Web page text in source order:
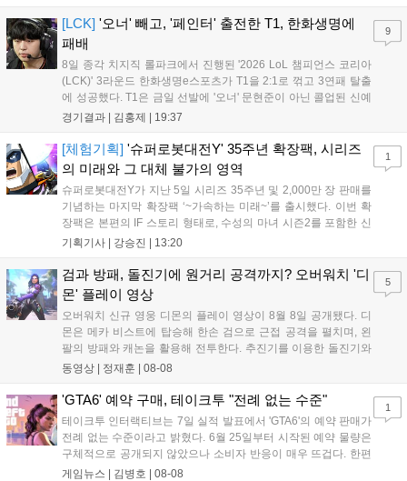
의성도 강화된다. 8월 11일까지 사용 가능한 교환 코드 3종이 제
공되며, 상세 일정은 공식 채널을 통해 확인할 수 있다....
[LCK] '오너' 빼고, '페인터' 출전한 T1, 한화생명에
패배
8일 종각 치지직 롤파크에서 진행된 '2026 LoL 챔피언스 코리아
(LCK)' 3라운드 한화생명e스포츠가 T1을 2:1로 꺾고 3연패 탈출
에 성공했다. T1은 금일 선발에 '오너' 문현준이 아닌 콜업된 신예
'페인터' 김은후를 투입했지만, 결국 1:2로 패배하고 말았다. T1은
을 빼냈다....
경기결과 | 김홍제 | 19:37
9
[체험기획] '슈퍼로봇대전Y' 35주년 확장팩, 시리즈
의 미래와 그 대체 불가의 영역
슈퍼로봇대전Y가 지난 5일 시리즈 35주년 및 2,000만 장 판매를
기념하는 마지막 확장팩 ‘~가속하는 미래~’를 출시했다. 이번 확
장팩은 본편의 IF 스토리 형태로, 수성의 마녀 시즌2를 포함한 신
규 참전작과 크로스오버 합체기를 선보이며 작품을 완결 짓는다.
하는 몰입감 있는 서사와 조합을 구현하며 시리즈의 미래를 향한
새로운 가능성을 제시했다....
기획기사 | 강승진 | 13:20
1
검과 방패, 돌진기에 원거리 공격까지? 오버워치 '디
몬' 플레이 영상
오버워치 신규 영웅 디몬의 플레이 영상이 8월 8일 공개됐다. 디
몬은 메카 비스트에 탑승해 한손 검으로 근접 공격을 펼치며, 왼
팔의 방패와 캐논을 활용해 전투한다. 추진기를 이용한 돌진기와
참격 형태의 궁극기를 보유했고, 메카 파괴 시 맨몸으로 기관총을
산의 영웅들 업데이트를 통해 정식 출시될 예정이다....
동영상 | 정재훈 | 08-08
5
'GTA6' 예약 구매, 테이크투 "전례 없는 수준"
테이크투 인터랙티브는 7일 실적 발표에서 'GTA6'의 예약 판매가
전례 없는 수준이라고 밝혔다. 6월 25일부터 시작된 예약 물량은
구체적으로 공개되지 않았으나 소비자 반응이 매우 뜨겁다. 한편
11월 19일 PS5와 Xbox 시리즈 X|S로 정식 출시될 예정이며, 록
게임뉴스 | 김병호 | 08-08
1